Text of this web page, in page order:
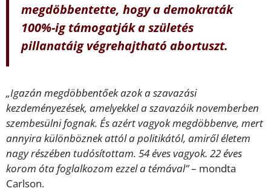
megdöbbentette, hogy a demokraták
100%-ig támogatják a születés
pillanatáig végrehajtható abortuszt.
„Igazán megdöbbentőek azok a szavazási
kezdeményezések, amelyekkel a szavazóik novemberben
szembesülni fognak. És azért vagyok megdöbbenve, mert
annyira különböznek attól a politikától, amiről életem
nagy részében tudósítottam. 54 éves vagyok. 22 éves
korom óta foglalkozom ezzel a témával”– mondta
Carlson.